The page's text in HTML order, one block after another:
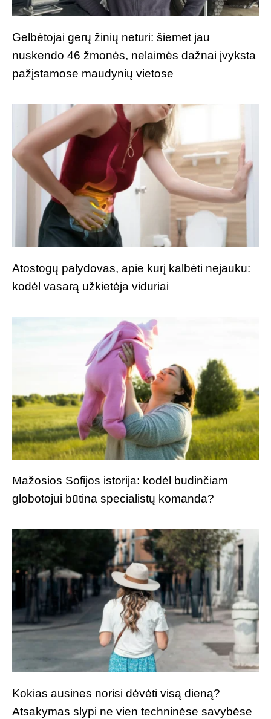
Gelbėtojai gerų žinių neturi: šiemet jau
nuskendo 46 žmonės, nelaimės dažnai įvyksta
pažįstamose maudynių vietose
Atostogų palydovas, apie kurį kalbėti nejauku:
kodėl vasarą užkietėja viduriai
Mažosios Sofijos istorija: kodėl budinčiam
globotojui būtina specialistų komanda?
Kokias ausines norisi dėvėti visą dieną?
Atsakymas slypi ne vien techninėse savybėse